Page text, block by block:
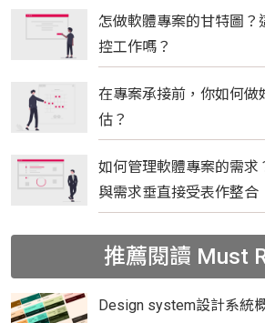
怎做軟體專案的甘特圖？
控工作嗎？
在專案承接前，你如何做
估？
如何管理軟體專案的需求
與需求垂直接受表作整合
推薦閱讀 Must
Design system設計系統